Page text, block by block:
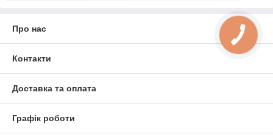
Про нас
Контакти
Доставка та оплата
Графік роботи